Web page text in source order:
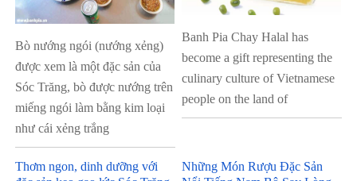
Bò nướng ngói (nướng xẻng)
được xem là một đặc sản của
Sóc Trăng, bò được nướng trên
miếng ngói làm bằng kim loại
như cái xẻng trắng
Banh Pia Chay Halal has
become a gift representing the
culinary culture of Vietnamese
people on the land of
Thơm ngon, dinh dưỡng với
Những Món Rượu Đặc Sản